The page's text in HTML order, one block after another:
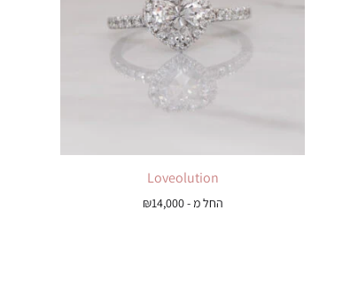
Loveolution
החל מ - ₪14,000